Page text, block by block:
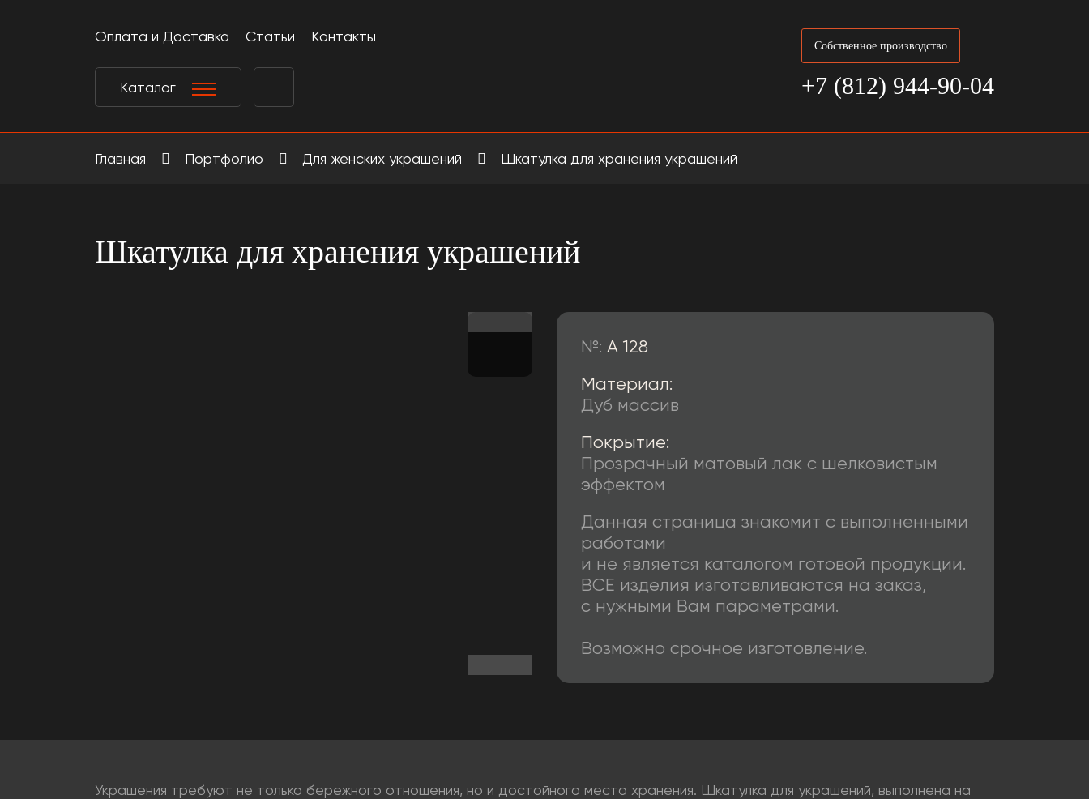
Оплата и Доставка Статьи Контакты
Каталог
Собственное производство
+7 (812) 944-90-04
Главная Портфолио Для женских украшений Шкатулка для хранения украшений
Шкатулка для хранения украшений
№: A 128
Материал:
Дуб массив
Покрытие:
Прозрачный матовый лак с шелковистым
эффектом
Данная страница знакомит с выполненными
работами
и не является каталогом готовой продукции.
ВСЕ изделия изготавливаются на заказ,
с нужными Вам параметрами.
Возможно срочное изготовление.
Украшения требуют не только бережного отношения, но и достойного места хранения. Шкатулка для украшений, выполнена на